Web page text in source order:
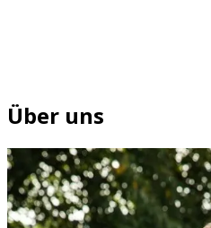
Über uns